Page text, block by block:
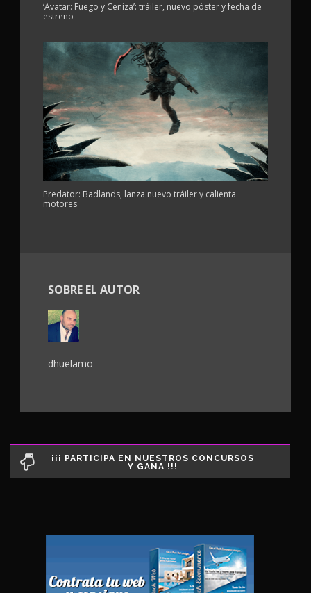
‘Avatar: Fuego y Ceniza’: tráiler, nuevo póster y fecha de
estreno
Predator: Badlands, lanza nuevo tráiler y calienta
motores
SOBRE EL AUTOR
dhuelamo
¡¡¡ PARTICIPA EN NUESTROS CONCURSOS
Y GANA !!!